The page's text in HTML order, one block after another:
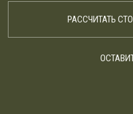
РАССЧИТАТЬ